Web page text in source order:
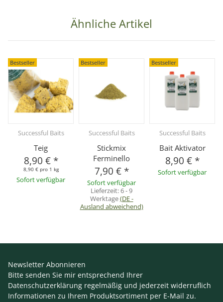
Ähnliche Artikel
Bestseller
Successful Baits
Teig
8,90 € *
8,90 € pro 1 kg
Sofort verfügbar
Bestseller
Successful Baits
Stickmix
Ferminello
7,90 € *
Sofort verfügbar
Lieferzeit:6 - 9
Werktage(DE -
Ausland abweichend)
Bestseller
Successful Baits
Bait Aktivator
8,90 € *
Sofort verfügbar
Newsletter Abonnieren
Bitte senden Sie mir entsprechend Ihrer
Datenschutzerklärung regelmäßig und jederzeit widerruflich
Informationen zu Ihrem Produktsortiment per E-Mail zu.